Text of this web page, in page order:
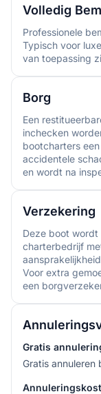
Volledig
Professionele
Typisch voor
van toepassing
Borg
Een
inchecken
bootcharters
accidentele
en wordt na
Verzekering
Deze boot wordt
charterbedrijf
Voor extra
een
Gratis
Gratis annuleren